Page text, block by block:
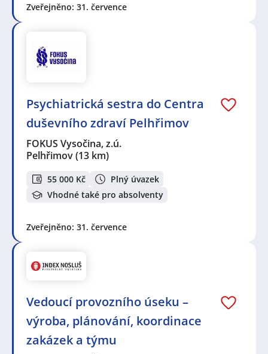
Zveřejněno: 31. července
Psychiatrická sestra do Centra
duševního zdraví Pelhřimov
FOKUS Vysočina, z.ú.
Pelhřimov(13 km)
55 000 Kč
Plný úvazek
Vhodné také pro absolventy
Zveřejněno: 31. července
Vedoucí provozního úseku –
výroba, plánování, koordinace
zakázek a týmu